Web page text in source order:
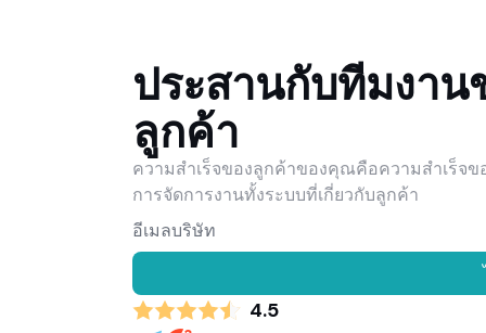
ประสานกับทีมงา
ลูกค้า
ความสำเร็จของลูกค้าของคุณคือความสำเร็
การจัดการงานทั้งระบบที่เกี่ยวกับลูกค้า
4.5